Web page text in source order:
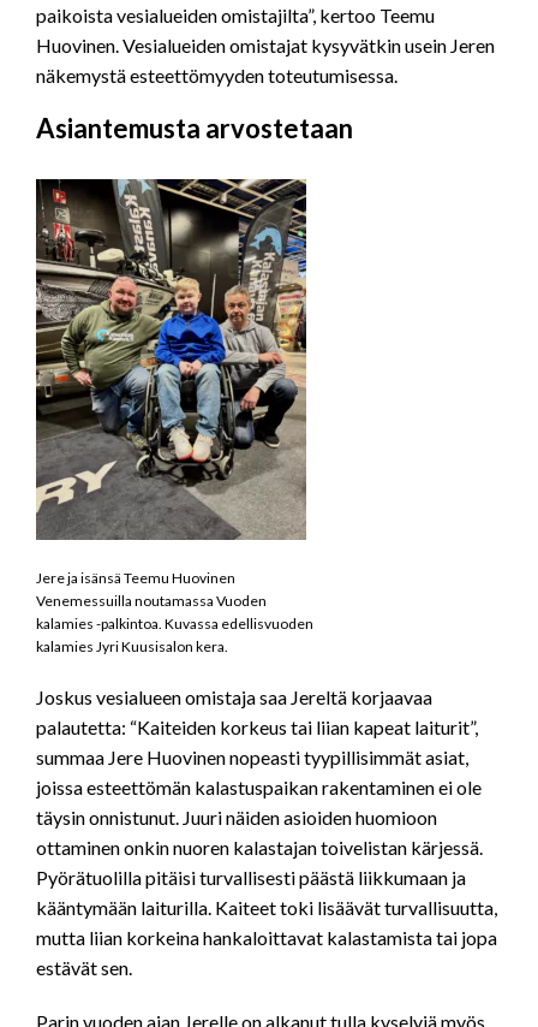
paikoista vesialueiden omistajilta”, kertoo Teemu
Huovinen. Vesialueiden omistajat kysyvätkin usein Jeren
näkemystä esteettömyyden toteutumisessa.
Asiantemusta arvostetaan
Jere ja isänsä Teemu Huovinen
Venemessuilla noutamassa Vuoden
kalamies -palkintoa. Kuvassa edellisvuoden
kalamies Jyri Kuusisalon kera.
Joskus vesialueen omistaja saa Jereltä korjaavaa
palautetta: “Kaiteiden korkeus tai liian kapeat laiturit”,
summaa Jere Huovinen nopeasti tyypillisimmät asiat,
joissa esteettömän kalastuspaikan rakentaminen ei ole
täysin onnistunut. Juuri näiden asioiden huomioon
ottaminen onkin nuoren kalastajan toivelistan kärjessä.
Pyörätuolilla pitäisi turvallisesti päästä liikkumaan ja
kääntymään laiturilla. Kaiteet toki lisäävät turvallisuutta,
mutta liian korkeina hankaloittavat kalastamista tai jopa
estävät sen.
Parin vuoden ajan Jerelle on alkanut tulla kyselyjä myös